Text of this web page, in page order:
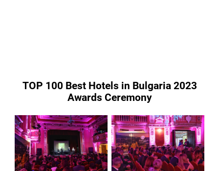
TOP 100 Best Hotels in Bulgaria 2023
Awards Ceremony